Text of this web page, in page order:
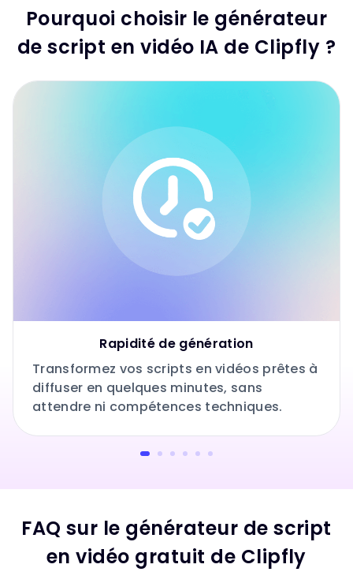
Pourquoi choisir le générateur
de script en vidéo IA de Clipfly ?
Rapidité de génération
Transformez vos scripts en vidéos prêtes à
diffuser en quelques minutes, sans
attendre ni compétences techniques.
FAQ sur le générateur de script
en vidéo gratuit de Clipfly